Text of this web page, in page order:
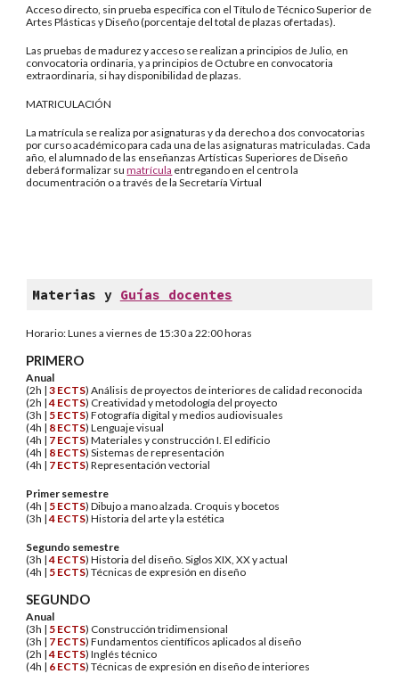
Acceso directo, sin prueba específica con el Título de Técnico Superior de
Artes Plásticas y Diseño (porcentaje del total de plazas ofertadas).
Las pruebas de madurez y acceso se realizan a principios de Julio, en
convocatoria ordinaria, y a principios de Octubre en convocatoria
extraordinaria, si hay disponibilidad de plazas.
MATRICULACIÓN
La matrícula se realiza por asignaturas y da derecho a dos convocatorias
por curso académico para cada una de las asignaturas matriculadas. Cada
año, el alumnado de las enseñanzas Artísticas Superiores de Diseño
deberá formalizar sumatrícula entregando en el centro la
documentración o a través de la Secretaría Virtual
Materias y Guías docentes
Horario: Lunes a viernes de 15:30 a 22:00 horas
PRIMERO
Anual
(2h |3 ECTS) Análisis de proyectos de interiores de calidad reconocida
(2h |4 ECTS) Creatividad y metodología del proyecto
(3h | 5 ECTS) Fotografía digital y medios audiovisuales
(4h | 8 ECTS) Lenguaje visual
(4h | 7 ECTS) Materiales y construcción I. El edificio
(4h | 8 ECTS) Sistemas de representación
(4h | 7 ECTS) Representación vectorial
Primer semestre
(4h | 5 ECTS) Dibujo a mano alzada. Croquis y bocetos
(3h |4 ECTS) Historia del arte y la estética
Segundo semestre
(3h |4 ECTS) Historia del diseño. Siglos XIX, XX y actual
(4h | 5 ECTS) Técnicas de expresión en diseño
SEGUNDO
Anual
(3h | 5 ECTS) Construcción tridimensional
(3h | 7 ECTS) Fundamentos científicos aplicados al diseño
(2h |4 ECTS) Inglés técnico
(4h | 6 ECTS) Técnicas de expresión en diseño de interiores